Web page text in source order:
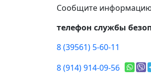
Сообщите информацию
телефон службы
8 (39561) 5-60-11
8 (914) 914-09-56